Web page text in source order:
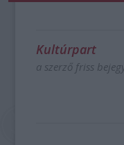
Kultúrpart
a szerző friss